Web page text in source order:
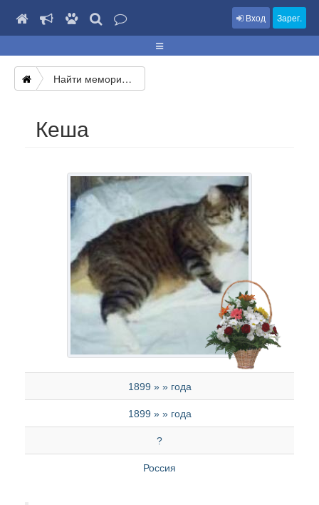
Вход Зарег.
Найти мемориал
Кеша
1899 » » года
1899 » » года
?
Россия